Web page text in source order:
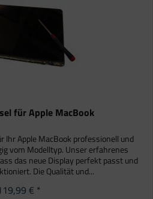
für Apple MacBook
Ihr Apple MacBook professionell und
vom Modelltyp. Unser erfahrenes
das neue Display perfekt passt und
Die Qualität und...
€ *